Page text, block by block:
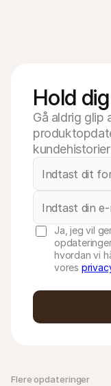
Flere opdateringer
Hold
Gå aldrig glip
Ja, jeg vil
hvordan vi
vores